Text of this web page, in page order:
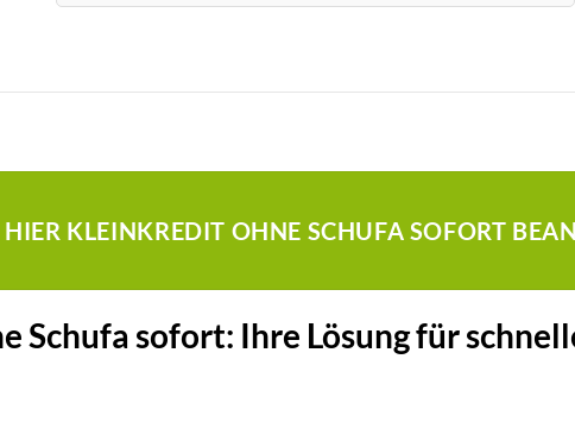
HIER KLEINKREDIT OHNE SCHUFA SOFORT
Schufa sofort: Ihre Lösung für